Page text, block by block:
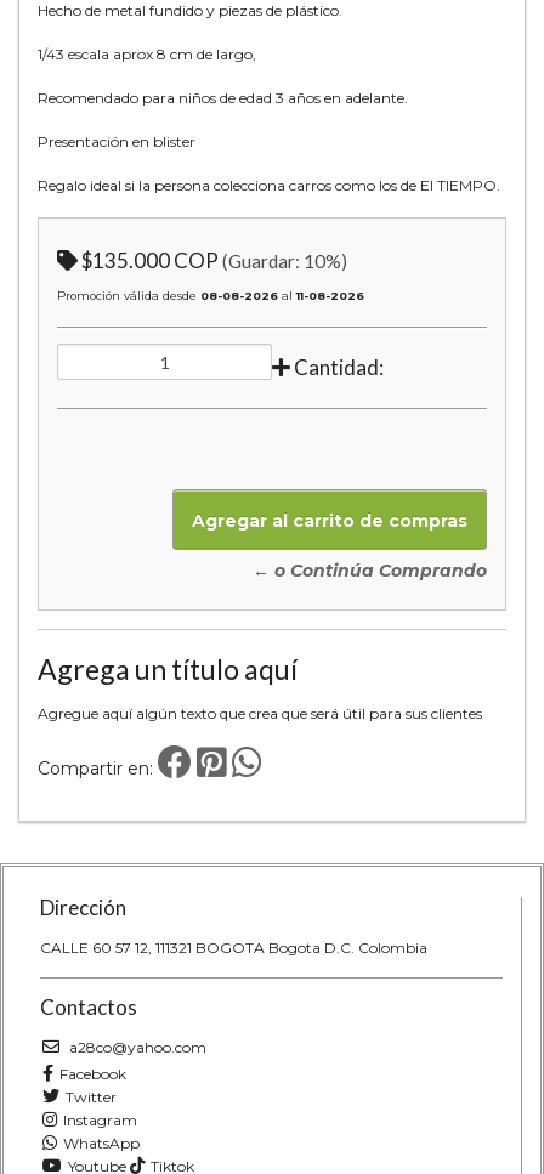
Hecho de metal fundido y piezas de plástico.
1/43 escala aprox 8 cm de largo,
Recomendado para niños de edad 3 años en adelante.
Presentación en blister
Regalo ideal si la persona colecciona carros como los de El TIEMPO.
$135.000 COP (Guardar: 10%)
Promoción válida desde 08-08-2026 al11-08-2026
Cantidad:
← o Continúa Comprando
Agrega un título aquí
Agregue aquí algún texto que crea que será útil para sus clientes
Compartir en:
Dirección
CALLE 60 57 12, 111321 BOGOTA Bogota D.C. Colombia
Contactos
a28co@yahoo.com
Facebook
Twitter
Instagram
WhatsApp
Youtube
Tiktok